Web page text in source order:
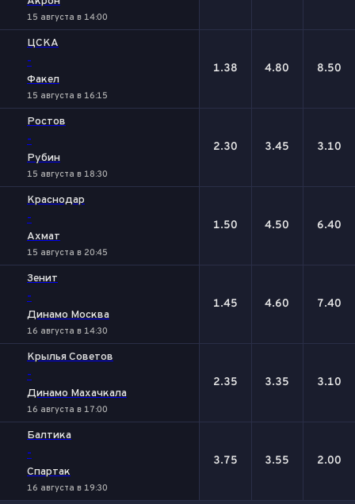
15 августа в 14:00
ЦСКА
-
Факел
15 августа в 16:15
1.38 4.80 8.50
Ростов
-
Рубин
15 августа в 18:30
2.30 3.45 3.10
Краснодар
-
Ахмат
15 августа в 20:45
1.50 4.50 6.40
Зенит
-
Динамо Москва
16 августа в 14:30
1.45 4.60 7.40
Крылья Советов
-
Динамо Махачкала
16 августа в 17:00
2.35 3.35 3.10
Балтика
-
Спартак
16 августа в 19:30
3.75 3.55 2.00